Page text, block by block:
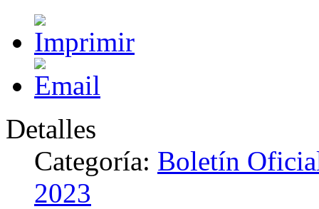
Detalles
Categoría: Boletín
2023